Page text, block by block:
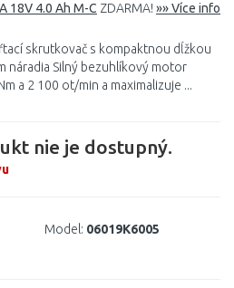
18V 4.0 Ah M-C ZDARMA! »» Více info
skrutkovač s kompaktnou dĺžkou
náradia Silný bezuhlíkový motor
a 2 100 ot/min a maximalizuje ...
nie je dostupný.
Model: 06019K6005